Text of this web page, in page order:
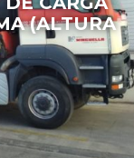
(ALTURA